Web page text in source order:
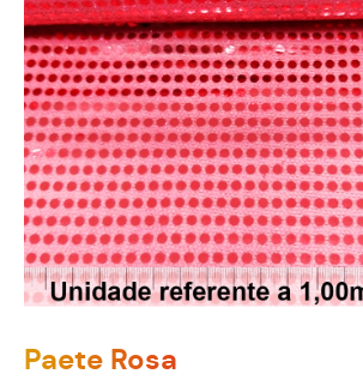
Paete Rosa